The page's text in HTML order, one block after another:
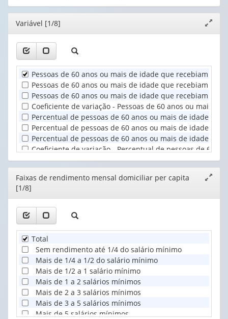
valor):
domicilia...
(1)
(possui
apenas
1
Unidade
Territorial
(1)
(possui
do
domicílio
(1)
Editor
janela
Variável [1/8]
Pessoas de 60 anos ou mais de idade que recebiam
Pessoas de 60 anos ou mais de idade que recebiam
Pessoas de 60 anos ou mais de idade que recebiam
Coeficiente de variação - Pessoas de 60 anos ou mais
Percentual de pessoas de 60 anos ou mais de idade
Percentual de pessoas de 60 anos ou mais de idade
Percentual de pessoas de 60 anos ou mais de idade
Coeficiente de variação - Percentual de pessoas de 60
Editor
Faixas de rendimento mensal domiciliar per capita
[1/8]
Total
Sem rendimento até 1/4 do salário mínimo
Mais de 1/4 a 1/2 do salário mínimo
Mais de 1/2 a 1 salário mínimo
Mais de 1 a 2 salários mínimos
Mais de 2 a 3 salários mínimos
Mais de 3 a 5 salários mínimos
Mais de 5 salários mínimos